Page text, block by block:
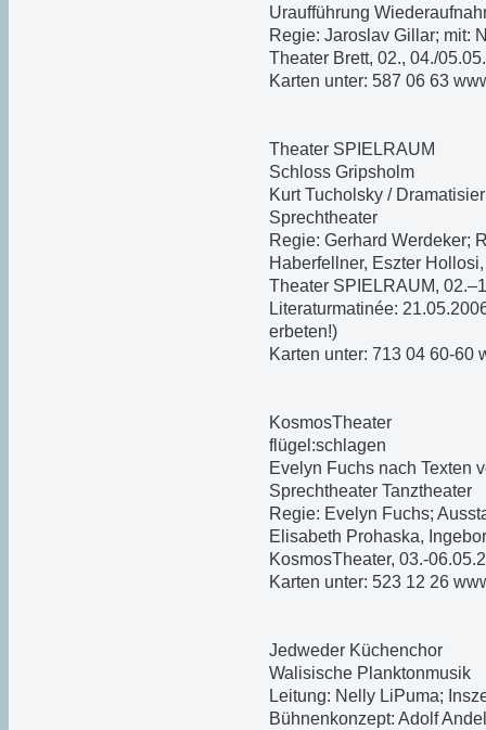
Uraufführung
Regie: Jaroslav Gillar; mit:
Theater Brett, 02., 04./
Karten unter: 587 06 63
Theater SPIELRAUM
Schloss Gripsholm
Kurt Tucholsky /
Sprechtheater
Regie: Gerhard Werdeker;
Haberfellner, Eszter
Theater SPIELRAUM,
Literaturmatinée:
erbeten!)
Karten unter: 713 04 60-60
KosmosTheater
flügel:schlagen
Evelyn Fuchs nach Texten
Sprechtheater Tanztheater
Regie: Evelyn Fuchs;
Elisabeth Prohaska,
KosmosTheater, 03.-
Karten unter: 523 12 26
Jedweder Küchenchor
Walisische Planktonmusik
Leitung: Nelly LiPuma;
Bühnenkonzept: Adolf